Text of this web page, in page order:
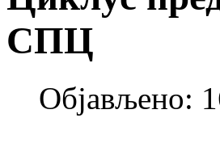
СПЦ
Објављено: